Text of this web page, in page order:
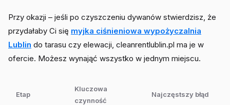
Przy okazji – jeśli po czyszczeniu dywanów stwierdzisz, że
przydałaby Ci się myjka ciśnieniowa wypożyczalnia
Lublin do tarasu czy elewacji, cleanrentlublin.pl ma je w
ofercie. Możesz wynająć wszystko w jednym miejscu.
Etap
Kluczowa
czynność
Najczęstszy błąd